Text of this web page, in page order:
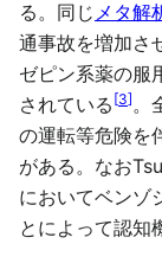
る。同じ メタ解
通事故を増加さ
ゼピン系薬の服
されている [3]。
の運転等危険を
がある。なお
においてベンゾ
とによって認知